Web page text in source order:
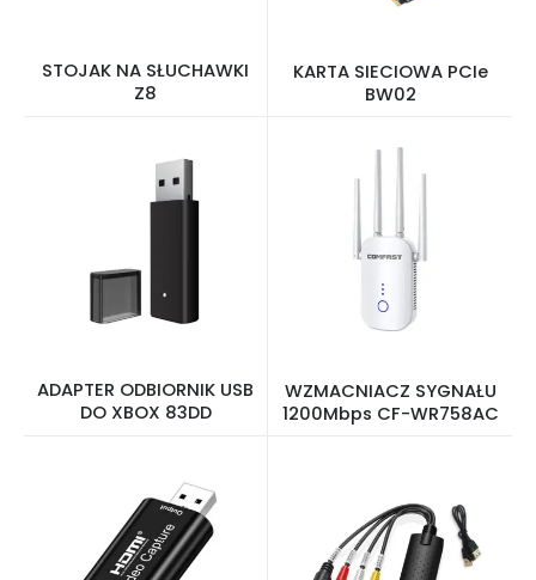
STOJAK NA SŁUCHAWKI
Z8
KARTA SIECIOWA PCIe
BW02
ADAPTER ODBIORNIK USB
DO XBOX 83DD
WZMACNIACZ SYGNAŁU
1200Mbps CF-WR758AC